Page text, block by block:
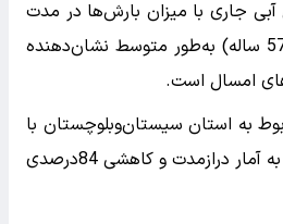
جاری با میزان بارش‌ها در مدت
مشابه در آمار درازمدت (57 ساله) به‌طور متوسط نشان‌دهنده
به استان سیستان‌وبلوچستان با
کاهش 76 درصدی نسبت به آمار درازمدت و کاهشی 84درصدی